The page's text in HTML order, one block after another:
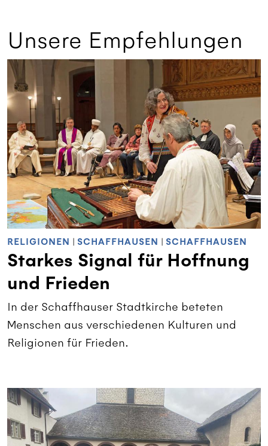
Unsere Empfehlungen
RELIGIONEN SCHAFFHAUSEN SCHAFFHAUSEN
Starkes Signal für Hoffnung
und Frieden
In der Schaffhauser Stadtkirche beteten
Menschen aus verschiedenen Kulturen und
Religionen für Frieden.